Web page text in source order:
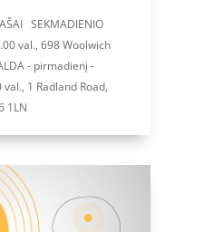
SEKMADIENIO
val., 698 Woolwich
- pirmadienį -
1 Radland Road,
1LN